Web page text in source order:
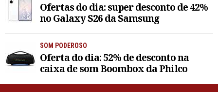
Ofertas do dia: super desconto de 42%
no Galaxy S26 da Samsung
SOM PODEROSO
Oferta do dia: 52% de desconto na
caixa de som Boombox da Philco